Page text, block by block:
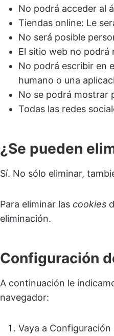
No podrá acceder al
Tiendas online: Le
No será posible
El sitio web no podrá
No podrá escribir en
humano o una
No se podrá mostrar
Todas las redes
¿Se pueden
Sí. No sólo eliminar,
Para eliminar las cookies
eliminación.
Configuración
A continuación le
navegador:
Vaya a